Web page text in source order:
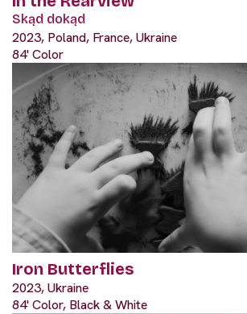
Skąd dokąd
2023, Poland, France, Ukraine
84' Color
Iron Butterflies
2023, Ukraine
84' Color, Black & White